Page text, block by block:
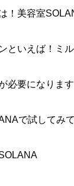
！美容室
といえば！ミ
必要になりま
で試してみ